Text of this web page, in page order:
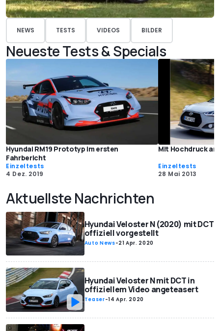
NEWS TESTS VIDEOS BILDER
Neueste Tests & Specials
Hyundai RM19 Prototyp im ersten
Fahrbericht
Einzeltests
4 Dez. 2019
Mit Hochdruck
Einzeltests
28 Mai 2013
Aktuellste Nachrichten
Hyundai Veloster N (2020) mit DCT
offiziell vorgestellt
Auto News-21 Apr. 2020
Hyundai Veloster N mit DCT in
offiziellem Video angeteasert
Teaser-14 Apr. 2020